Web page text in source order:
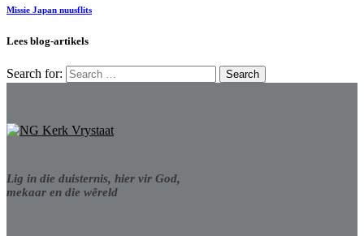
Missie Japan nuusflits
Lees blog-artikels
Search for:
Lig in die duisternis, hier vir God,
mekaar en die wêreld